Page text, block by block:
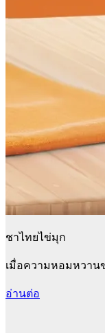
ชาไทยไข่มุก
เมื่อความหอมหวาน
อ่านต่อ